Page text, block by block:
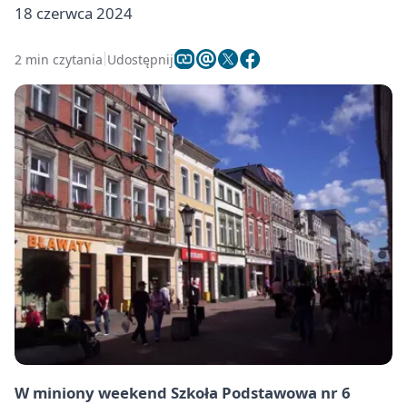
18 czerwca 2024
2 min czytania Udostępnij
W miniony weekend Szkoła Podstawowa nr 6